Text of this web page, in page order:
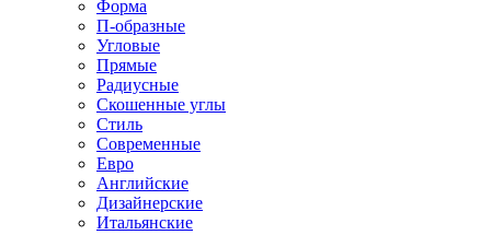
Форма
П-образные
Угловые
Прямые
Радиусные
Скошенные углы
Стиль
Современные
Евро
Английские
Дизайнерские
Итальянские